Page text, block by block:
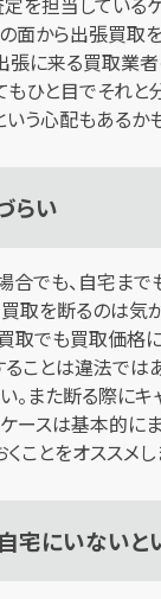
面から出張買取
張に来る買取業
もひと目でそれと
う心配もあるか
らい
でも、自宅まで
取を断るのは気
買取でも買取価格
ことは違法では
。また断る際に
ースは基本的に
ことをオススメし
宅にいないと